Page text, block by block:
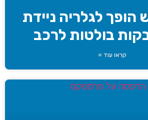
לגלריה ניידת
בולטות לרכב
קראו עוד »